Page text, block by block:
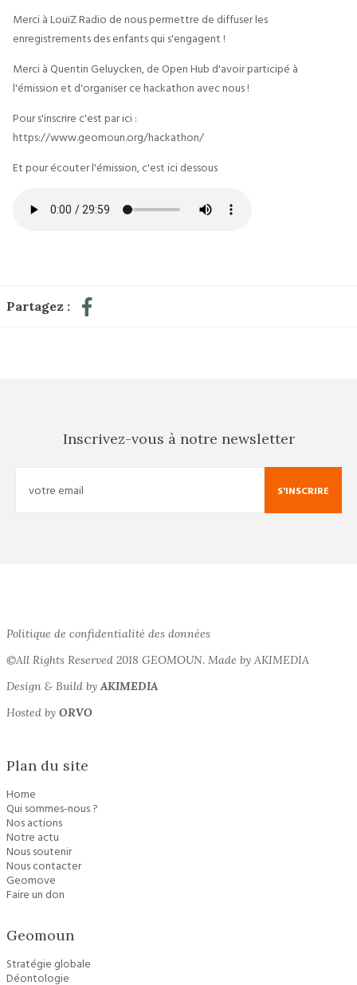
Merci à LouïZ Radio de nous permettre de diffuser les
enregistrements des enfants qui s'engagent !
Merci à Quentin Geluycken, de Open Hub d'avoir participé à
l'émission et d'organiser ce hackathon avec nous !
Pour s'inscrire c'est par ici :
https://www.geomoun.org/hackathon/
Et pour écouter l'émission, c'est ici dessous
Partagez :
Inscrivez-vous à notre newsletter
S'INSCRIRE
Politique de confidentialité des données
©All Rights Reserved 2018 GEOMOUN. Made by AKIMEDIA
Design & Build by AKIMEDIA
Hosted by ORVO
Plan du site
Home
Qui sommes-nous ?
Nos actions
Notre actu
Nous soutenir
Nous contacter
Geomove
Faire un don
Geomoun
Stratégie globale
Déontologie